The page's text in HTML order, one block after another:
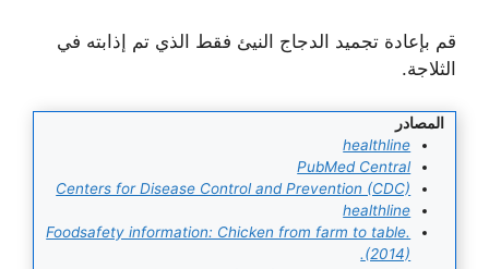
قم بإعادة تجميد الدجاج النيئ فقط الذي تم إذابته في
الثلاجة.
المصادر
healthline
PubMed Central
Centers for Disease Control and Prevention (CDC)
healthline
Foodsafety information: Chicken from farm to table.
(2014).